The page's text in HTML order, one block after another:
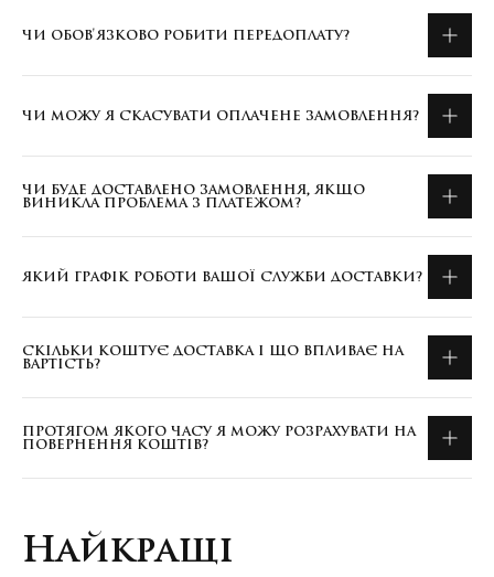
ЧИ ОБОВ'ЯЗКОВО РОБИТИ ПЕРЕДОПЛАТУ?
ЧИ МОЖУ Я СКАСУВАТИ ОПЛАЧЕНЕ ЗАМОВЛЕННЯ?
ЧИ БУДЕ ДОСТАВЛЕНО ЗАМОВЛЕННЯ, ЯКЩО
ВИНИКЛА ПРОБЛЕМА З ПЛАТЕЖОМ?
ЯКИЙ ГРАФІК РОБОТИ ВАШОЇ СЛУЖБИ ДОСТАВКИ?
СКІЛЬКИ КОШТУЄ ДОСТАВКА І ЩО ВПЛИВАЄ НА
ВАРТІСТЬ?
ПРОТЯГОМ ЯКОГО ЧАСУ Я МОЖУ РОЗРАХУВАТИ НА
ПОВЕРНЕННЯ КОШТІВ?
Найкращі